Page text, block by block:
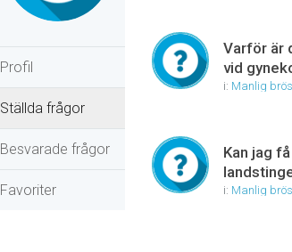
Profil
Ställda frågor
Besvarade frågor
Favoriter
Varför är
vid
i: Manlig
Kan jag
i: Manlig